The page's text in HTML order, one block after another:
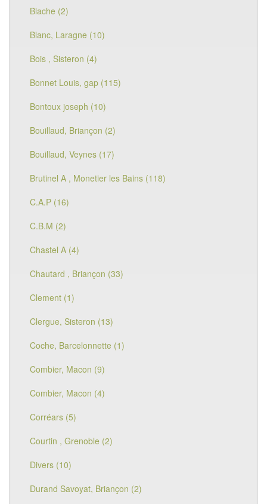
Blache (2)
Blanc, Laragne (10)
Bois , Sisteron (4)
Bonnet Louis, gap (115)
Bontoux joseph (10)
Bouillaud, Briançon (2)
Bouillaud, Veynes (17)
Brutinel A , Monetier les Bains (118)
C.A.P (16)
C.B.M (2)
Chastel A (4)
Chautard , Briançon (33)
Clement (1)
Clergue, Sisteron (13)
Coche, Barcelonnette (1)
Combier, Macon (9)
Combier, Macon (4)
Corréars (5)
Courtin , Grenoble (2)
Divers (10)
Durand Savoyat, Briançon (2)